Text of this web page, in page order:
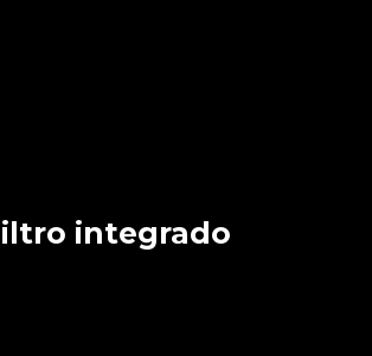
Filtro integrado